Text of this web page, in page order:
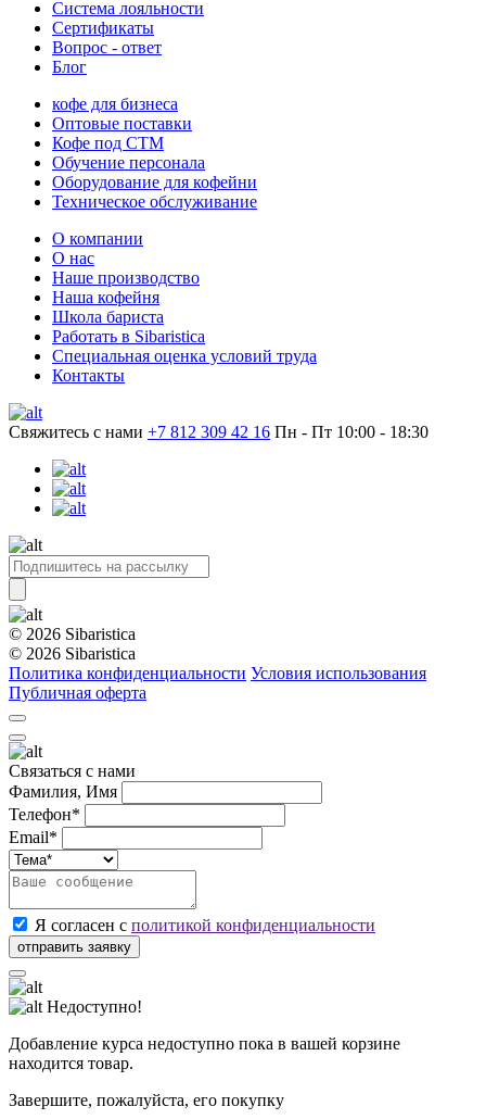
Система лояльности
Сертификаты
Вопрос - ответ
Блог
кофе для бизнеса
Оптовые поставки
Кофе под СТМ
Обучение персонала
Оборудование для кофейни
Техническое обслуживание
О компании
О нас
Наше производство
Наша кофейня
Школа бариста
Работать в Sibaristica
Специальная оценка условий труда
Контакты
Свяжитесь с нами +7 812 309 42 16 Пн - Пт 10:00 - 18:30
© 2026 Sibaristica
© 2026 Sibaristica
Политика конфиденциальности Условия использования
Публичная оферта
Связаться с нами
Фамилия, Имя
Телефон*
Email*
Я согласен с политикой конфиденциальности
Недоступно!
Добавление курса недоступно пока в вашей корзине
находится товар.
Завершите, пожалуйста, его покупку